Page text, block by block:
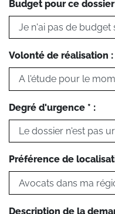
Budget pour ce dossier
Volonté de réalisation :
Degré d'urgence * :
Préférence de
Description de la